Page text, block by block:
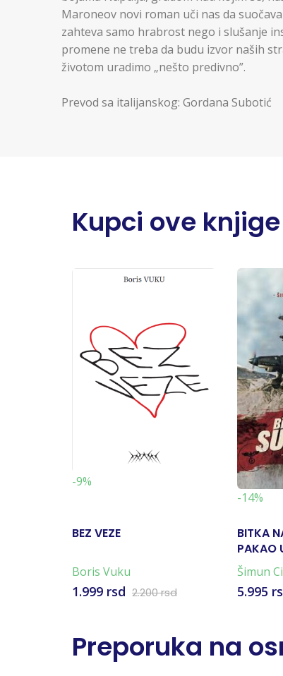
Maroneov novi roman uči nas da
zahteva samo hrabrost nego i slušanje
promene ne treba da budu izvor naših
životom uradimo „nešto predivno”.
Prevod sa italijanskog: Gordana Subotić
Kupci ove
-9%
BEZ VEZE
Boris Vuku
1.999 rsd 2.200 rsd
-14%
BITKA
PAKAO
KARTA)
Šimun
5.995
Preporuka na